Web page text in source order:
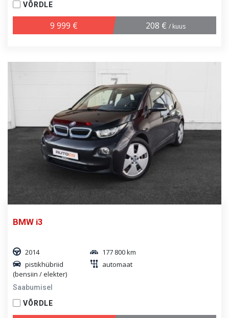
VÕRDLE
9 999 € 208 € / kuus
BMW i3
2014
177 800 km
pistikhübriid
(bensiin / elekter)
automaat
Saabumisel
VÕRDLE